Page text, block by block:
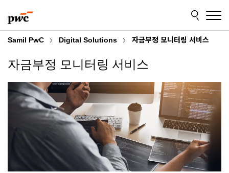
to
content
to
footer
Samil PwC Digital Solutions 자금부정 모니터링 서비스
자금부정 모니터링 서비스